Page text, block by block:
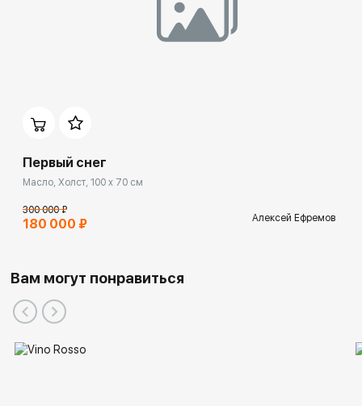
Первый снег
Масло, Холст, 100 x 70 см
300 000 ₽
180 000 ₽ Алексей Ефремов
Вам могут понравиться